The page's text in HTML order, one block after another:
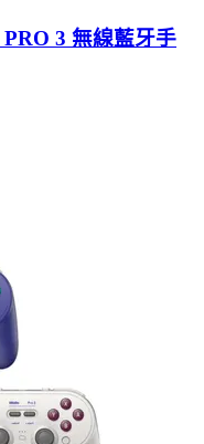
3 無線藍牙手